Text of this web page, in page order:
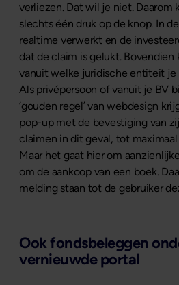
verliezen. Dat wil je niet. Daarom
slechts één druk op de knop. In
realtime verwerkt en de
dat de claim is gelukt. Bovendien
vanuit welke juridische entiteit
Als privépersoon of vanuit je BV
‘gouden regel’ van webdesign
pop-up met de bevestiging van
claimen in dit geval, tot
Maar het gaat hier om
om de aankoop van een boek.
melding staan tot de gebruiker
Ook fondsbeleggen
vernieuwde portal